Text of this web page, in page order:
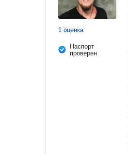
1 оценка
Паспорт
проверен